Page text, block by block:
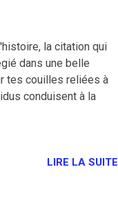
la citation qui
dans une belle
tes couilles reliées à
conduisent à la
LIRE LA SUITE